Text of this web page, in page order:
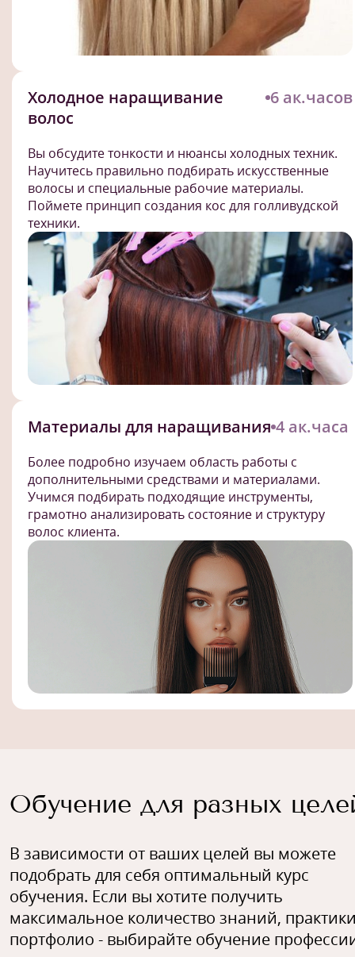
Холодное наращивание
волос
6 ак.часов
Вы обсудите тонкости и нюансы холодных техник.
Научитесь правильно подбирать искусственные
волосы и специальные рабочие материалы.
Поймете принцип создания кос для голливудской
техники.
Материалы для наращивания 4 ак.часа
Более подробно изучаем область работы с
дополнительными средствами и материалами.
Учимся подбирать подходящие инструменты,
грамотно анализировать состояние и структуру
волос клиента.
Обучение для разных
В зависимости от ваших целей вы можете
подобрать для себя оптимальный курс
обучения. Если вы хотите получить
максимальное количество знаний,
портфолио - выбирайте обучение